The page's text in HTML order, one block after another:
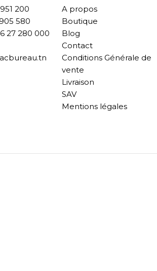
200
580
27 280 000
A propos
Boutique
Blog
Contact
Conditions Générale de
vente
Livraison
SAV
Mentions légales